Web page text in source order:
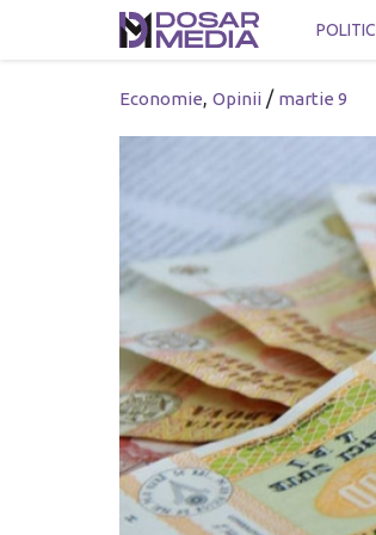
POLITIC
Economie, Opinii / martie 9